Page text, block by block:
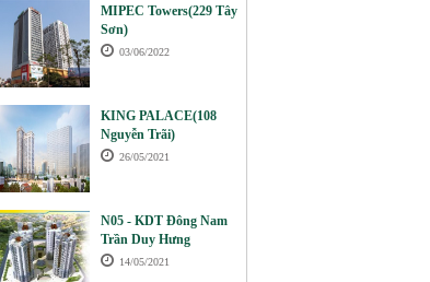
MIPEC Towers(229 Tây
Sơn)
03/06/2022
KING PALACE(108
Nguyễn Trãi)
26/05/2021
N05 - KDT Đông Nam
Trần Duy Hưng
14/05/2021